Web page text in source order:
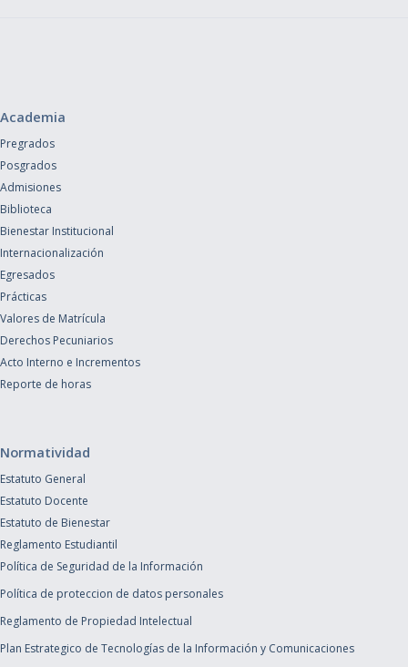
Academia
Pregrados
Posgrados
Admisiones
Biblioteca
Bienestar Institucional
Internacionalización
Egresados
Prácticas
Valores de Matrícula
Derechos Pecuniarios
Acto Interno e Incrementos
Reporte de horas
Normatividad
Estatuto General
Estatuto Docente
Estatuto de Bienestar
Reglamento Estudiantil
Política de Seguridad de la Información
Política de proteccion de datos personales
Reglamento de Propiedad Intelectual
Plan Estrategico de Tecnologías de la Información y Comunicaciones